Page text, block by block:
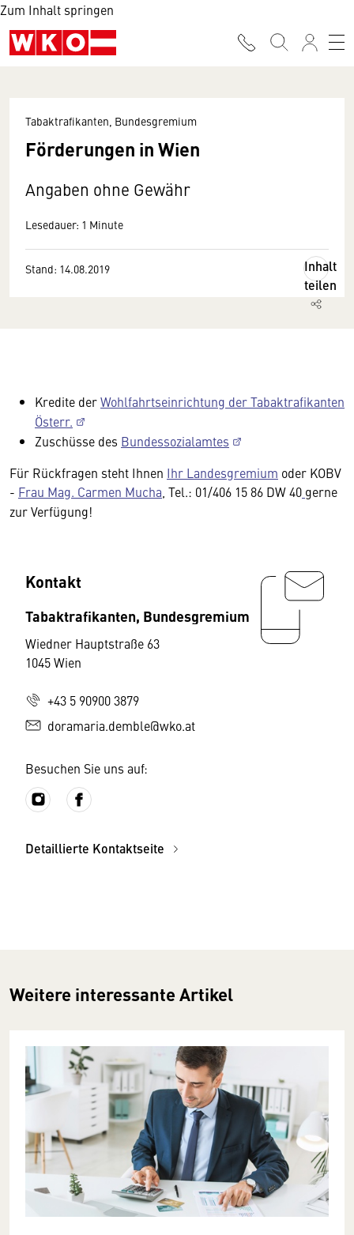
Zum Inhalt springen
Tabaktrafikanten, Bundesgremium
Förderungen in Wien
Angaben ohne Gewähr
Lesedauer: 1 Minute
Stand: 14.08.2019
Inhalt
teilen
Kredite derWohlfahrtseinrichtung der Tabaktrafikanten
Österr.
Zuschüsse des Bundessozialamtes
Für Rückfragen steht Ihnen Ihr Landesgremium oder KOBV
- Frau Mag. Carmen Mucha , Tel.: 01/406 15 86 DW 40 gerne
zur Verfügung!
Kontakt
Tabaktrafikanten, Bundesgremium
Wiedner Hauptstraße 63
1045 Wien
+43 5 90900 3879
doramaria.demble@wko.at
Besuchen Sie uns auf:
Detaillierte Kontaktseite
Weitere interessante Artikel